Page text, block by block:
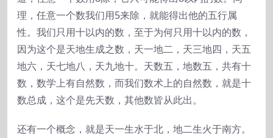
理，任意一个数我们用5来除，就能得出他的五行属
性。我们只用十以内的数，至于为何只用十以内的数，
因为这个是天地生成之数，天一地二，天三地四，天五
地六，天七地八，天九地十。天数五，地数五，共有十
数，数学上有自然数，而我们数术上的自然数，就是十
数总成，这个是先天数，其他数皆从此出。
还有一个概念，就是天一生水于北，地二生火于南方。